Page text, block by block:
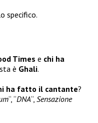
specifico.
Times e chi ha
è Ghali.
ha fatto il cantante?
“, “DNA“, Sensazione